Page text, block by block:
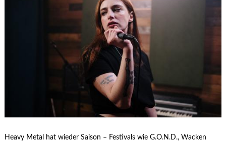
Heavy Metal hat wieder Saison – Festivals wie G.O.N.D., Wacken